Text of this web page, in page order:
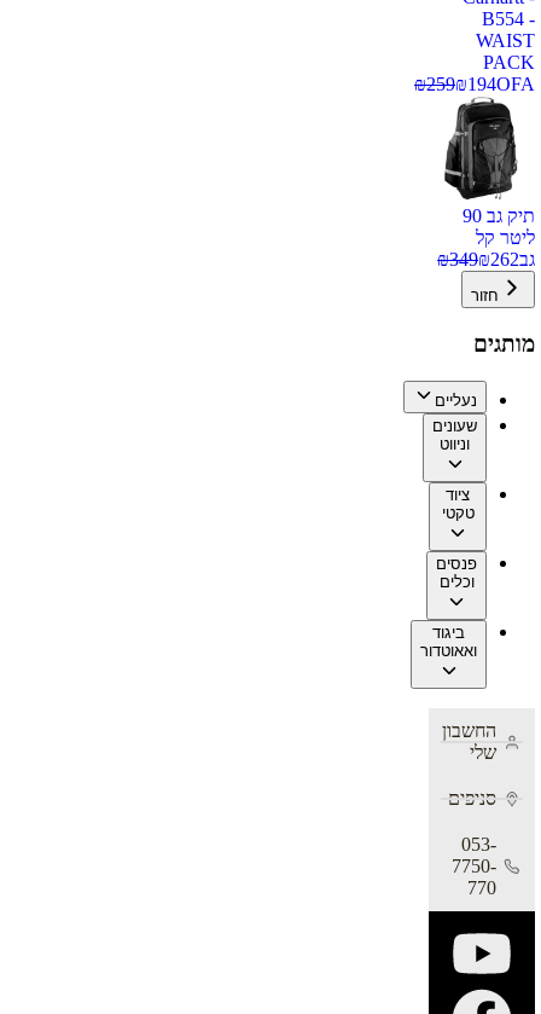
B554 -
WAIST
PACK
OFA
₪194
₪259
תיק גב 90
ליטר קל
גב
₪262
₪349
חזור
מותגים
נעליים
שעונים
וניווט
ציוד
טקטי
פנסים
וכלים
ביגוד
ואאוטדור
החשבון
שלי
סניפים
053-
7750-
770